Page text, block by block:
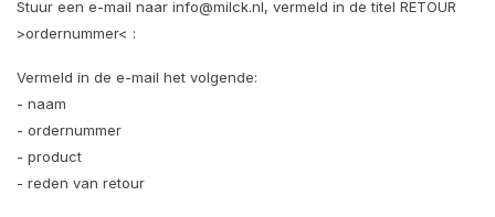
Stuur een e-mail naar info@milck.nl, vermeld in de titel RETOUR
>ordernummer< :
Vermeld in de e-mail het volgende:
- naam
- ordernummer
- product
- reden van retour